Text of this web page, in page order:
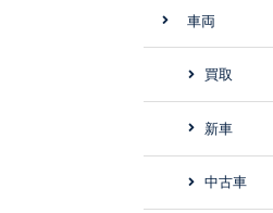
車両
買取
新車
中古車